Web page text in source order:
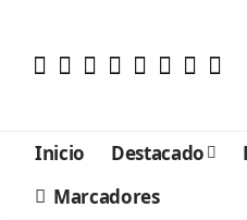
Inicio Destacado
Marcadores